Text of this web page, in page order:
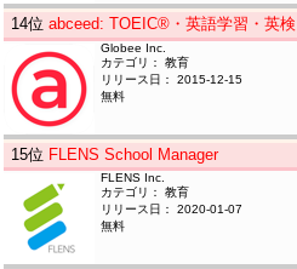
14位abceed: TOEIC®・英語学習・英
Globee Inc.
カテゴリ： 教育
リリース日： 2015-12-15
無料
15位 FLENS School Manager
FLENS Inc.
カテゴリ： 教育
リリース日： 2020-01-07
無料